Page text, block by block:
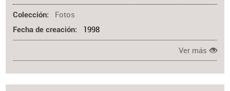
Colección Fotos
Fecha de creación 1998
Ver más